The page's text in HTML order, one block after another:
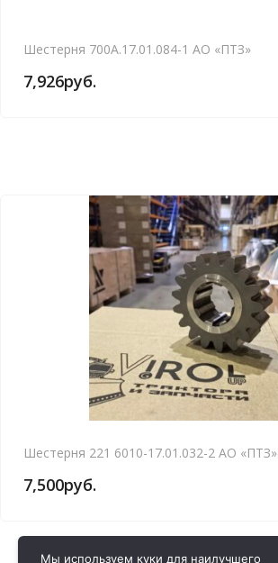
Шестерня 700А.17.01.084-1 АО «ПТЗ»
7,926руб.
Шестерня 221 6010-17.01.032-2 АО «ПТЗ»
7,500руб.
Мы используем куки для наилучшего